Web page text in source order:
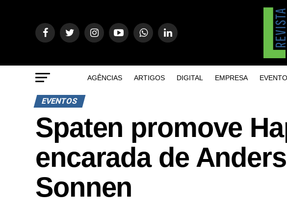
AGÊNCIAS ARTIGOS DIGITAL EMPRESA
EVENTOS
Spaten promove
encarada de
Sonnen